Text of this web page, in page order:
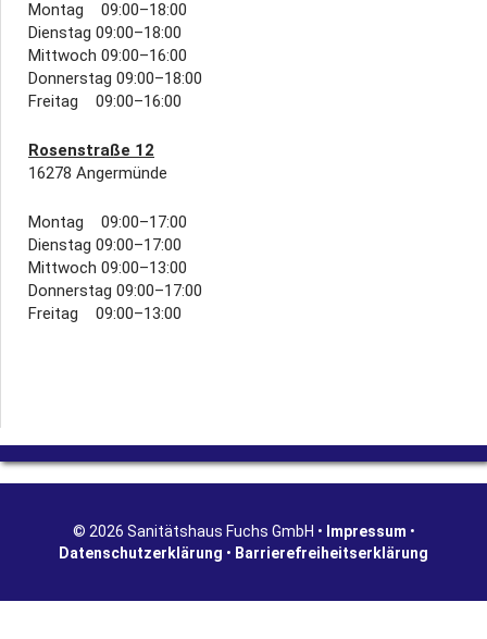
Montag 09:00–18:00
Dienstag 09:00–18:00
Mittwoch 09:00–16:00
Donnerstag 09:00–18:00
Freitag 09:00–16:00
Rosenstraße 12
16278 Angermünde
Montag 09:00–17:00
Dienstag 09:00–17:00
Mittwoch 09:00–13:00
Donnerstag 09:00–17:00
Freitag 09:00–13:00
© 2026 Sanitätshaus Fuchs GmbH • Impressum •
Datenschutzerklärung • Barrierefreiheitserklärung